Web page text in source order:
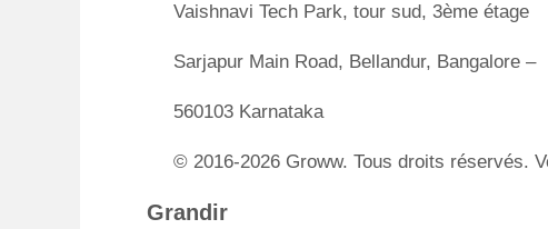
Vaishnavi Tech Park, tour sud, 3ème étage
Sarjapur Main Road, Bellandur, Bangalore –
560103 Karnataka
© 2016-2026 Groww. Tous droits réservés.
Grandir